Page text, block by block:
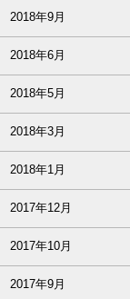
2018年9月
2018年6月
2018年5月
2018年3月
2018年1月
2017年12月
2017年10月
2017年9月